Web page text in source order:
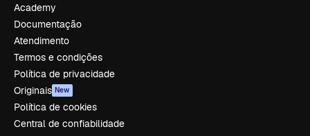
Academy
Documentação
Atendimento
Termos e condições
Política de privacidade
Originais New
Política de cookies
Central de confiabilidade